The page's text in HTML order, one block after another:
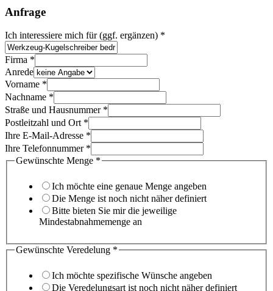
Anfrage
Ich interessiere mich für (ggf. ergänzen) *
Firma *
Anrede
Vorname *
Nachname *
Straße und Hausnummer *
Postleitzahl und Ort *
Ihre E-Mail-Adresse *
Ihre Telefonnummer *
Gewünschte Menge *
Ich möchte eine genaue Menge angeben
Die Menge ist noch nicht näher definiert
Bitte bieten Sie mir die jeweilige
Mindestabnahmemenge an
Gewünschte Veredelung *
Ich möchte spezifische Wünsche angeben
Die Veredelungsart ist noch nicht näher definiert